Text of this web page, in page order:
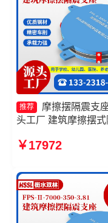
推荐
摩擦摆隔震支
头工厂 建筑摩擦摆
3000-300-3.48厂家
厂家
￥17972